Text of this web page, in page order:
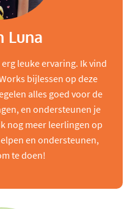
Luna
leuke ervaring. Ik vind
bijlessen op deze
alles goed voor de
en ondersteunen je
nog meer leerlingen op
en ondersteunen,
te doen!